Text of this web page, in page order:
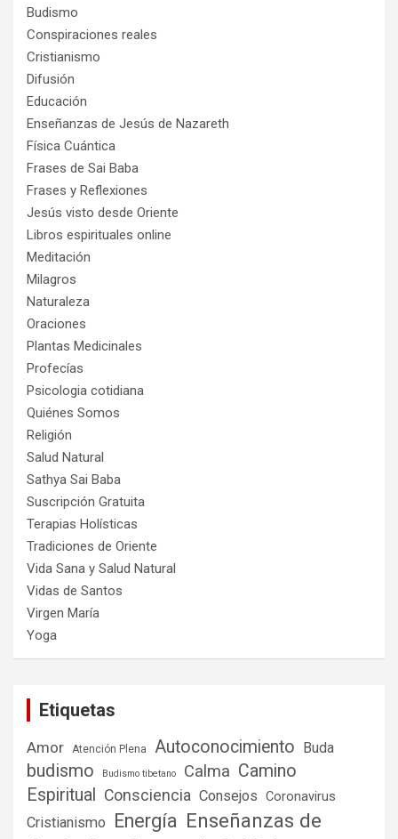
Budismo
Conspiraciones reales
Cristianismo
Difusión
Educación
Enseñanzas de Jesús de Nazareth
Física Cuántica
Frases de Sai Baba
Frases y Reflexiones
Jesús visto desde Oriente
Libros espirituales online
Meditación
Milagros
Naturaleza
Oraciones
Plantas Medicinales
Profecías
Psicologia cotidiana
Quiénes Somos
Religión
Salud Natural
Sathya Sai Baba
Suscripción Gratuita
Terapias Holísticas
Tradiciones de Oriente
Vida Sana y Salud Natural
Vidas de Santos
Virgen María
Yoga
Etiquetas
Amor Atención Plena Autoconocimiento Buda
budismo Budismo tibetano Calma Camino
Espiritual
Consciencia Consejos Coronavirus
Cristianismo Energía Enseñanzas de